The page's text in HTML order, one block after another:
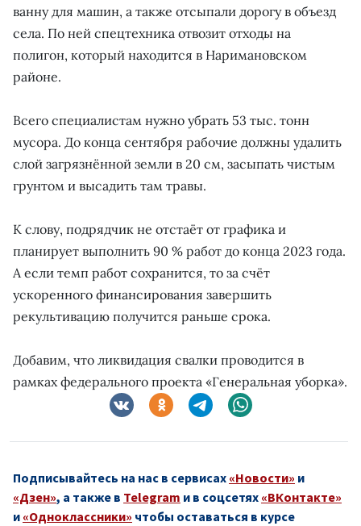
ванну для машин, а также отсыпали дорогу в объезд
села. По ней спецтехника отвозит отходы на
полигон, который находится в Наримановском
районе.
Всего специалистам нужно убрать 53 тыс. тонн
мусора. До конца сентября рабочие должны удалить
слой загрязнённой земли в 20 см, засыпать чистым
грунтом и высадить там травы.
К слову, подрядчик не отстаёт от графика и
планирует выполнить 90 % работ до конца 2023 года.
А если темп работ сохранится, то за счёт
ускоренного финансирования завершить
рекультивацию получится раньше срока.
Добавим, что ликвидация свалки проводится в
рамках федерального проекта «Генеральная уборка».
Подписывайтесь на нас в сервисах «Новости» и
«Дзен», а также в Telegram и в соцсетях «ВКонтакте»
и «Одноклассники» чтобы оставаться в курсе